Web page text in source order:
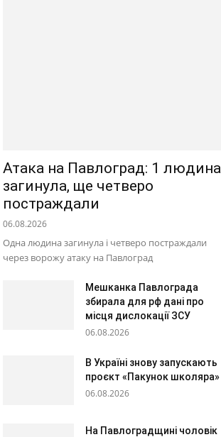
Атака на Павлоград: 1 людина
загинула, ще четверо
постраждали
06.08.2026
Одна людина загинула і четверо постраждали
через ворожу атаку на Павлоград
Мешканка Павлограда
збирала для рф дані про
місця дислокації ЗСУ
06.08.2026
В Україні знову запускають
проєкт «Пакунок школяра»
06.08.2026
На Павлоградщині чоловік